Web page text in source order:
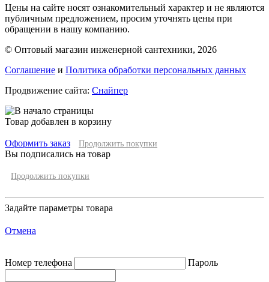
Цены на сайте носят ознакомительный характер и не являются
публичным предложением, просим уточнять цены при
обращении в нашу компанию.
© Оптовый магазин инженерной сантехники, 2026
Соглашение и Политика обработки персональных данных
Продвижение сайта: Снайпер
Товар добавлен в корзину
Оформить заказ Продолжить покупки
Вы подписались на товар
Продолжить покупки
Задайте параметры товара
Отмена
Номер телефона Пароль